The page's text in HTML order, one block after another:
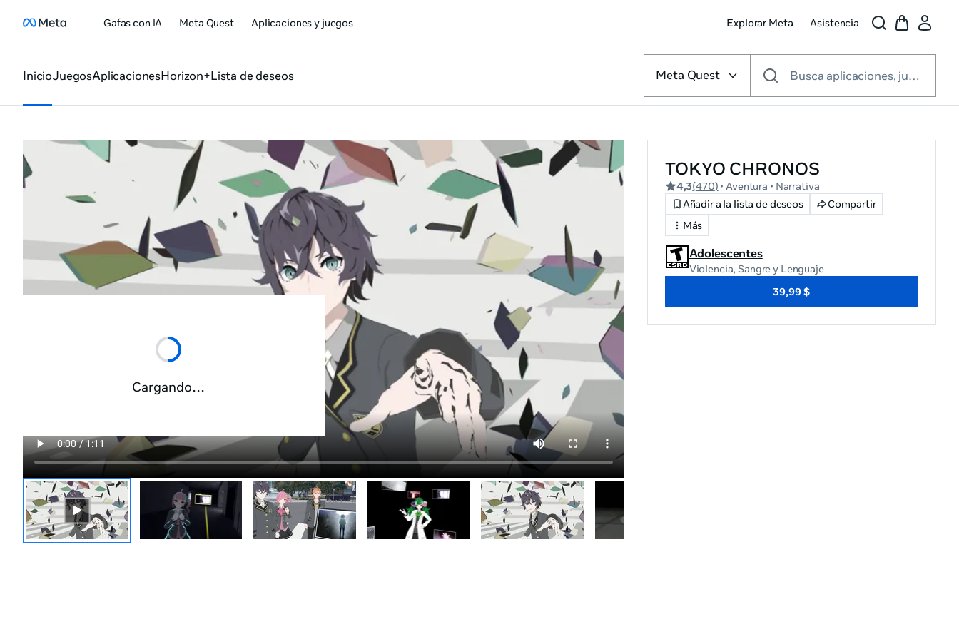
Gafas con IA Meta Quest Aplicaciones y juegos Explorar Meta Asistencia
InicioJuegosAplicacionesHorizon+Lista de deseos
plataforma
realidad
Meta Quest Busca aplicaciones, juegos y mucho más
TOKYO CHRONOS
4,3(470) • Aventura • Narrativa
Añadir a la lista de deseos
Compartir
Más
Adolescentes
Violencia, Sangrey Lenguaje
39,99 $
Cargando…